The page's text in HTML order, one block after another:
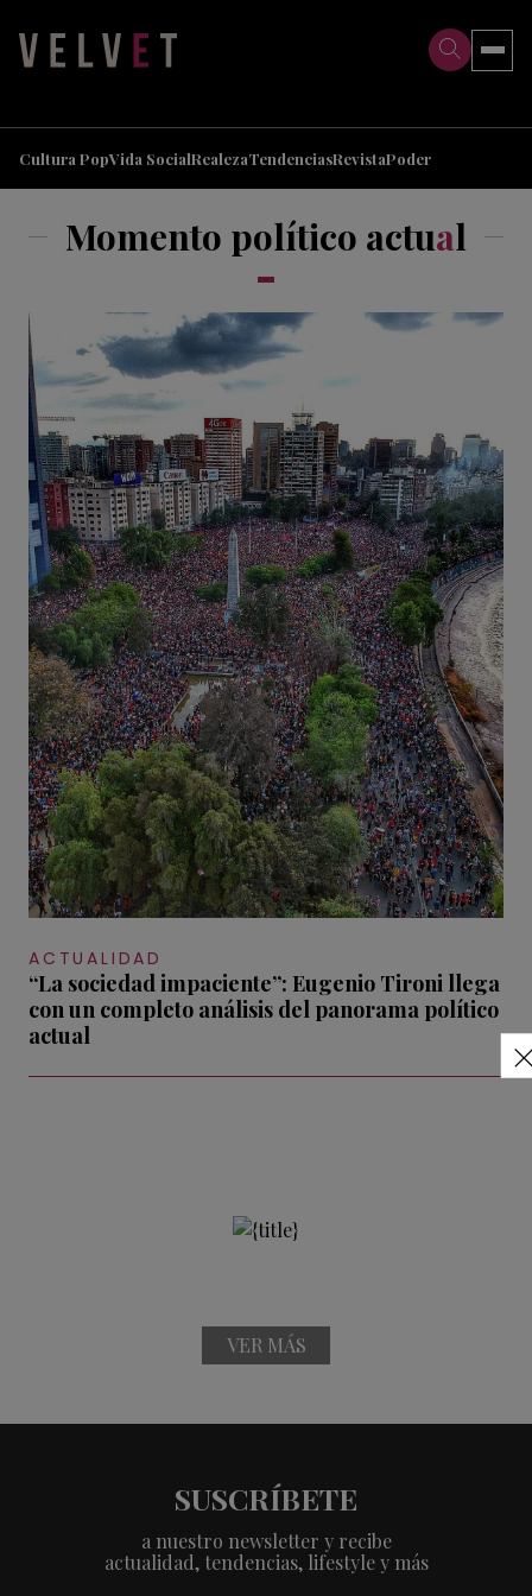
Cultura PopVida SocialRealezaTendenciasRevistaPoder
Momento político actual
ACTUALIDAD
“La sociedad impaciente”: Eugenio Tironi llega
con un completo análisis del panorama político
actual
VER MÁS
SUSCRÍBETE
a nuestro newsletter y recibe
actualidad, tendencias, lifestyle y más